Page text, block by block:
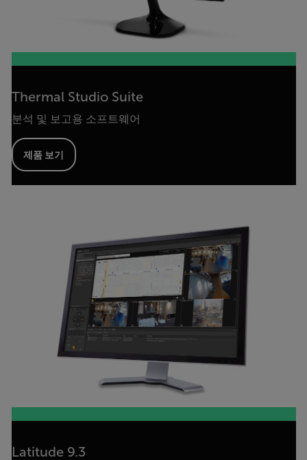
Thermal Studio Suite
분석 및 보고용 소프트웨어
제품 보기
Latitude 9.3